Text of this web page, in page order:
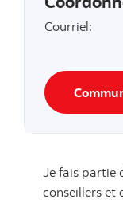
Courriel:
Je fais partie
conseillers et